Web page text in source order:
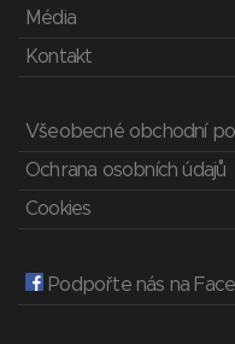
Média
Kontakt
Všeobecné obchodní
Ochrana osobních údajů
Cookies
Podpořte nás na